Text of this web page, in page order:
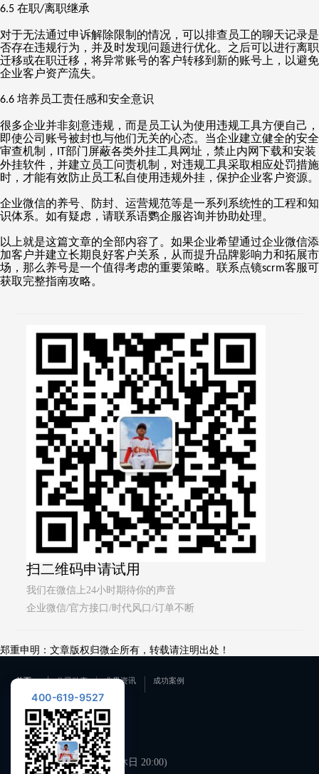
6.5 在职/离职继承
对于无法通过申诉解除限制的情况，可以排查员工的聊天记录是
否存在违规行为，并及时发现问题进行优化。之后可以进行离职
迁移或在职迁移，将异常账号的客户转移到新的账号上，以避免
企业客户资产流失。
6.6 培养员工责任感和安全意识
很多企业并非刻意违规，而是员工认为使用违规工具方便自己，
即使公司账号被封也与他们无关的心态。当企业建立健全的安全
审查机制，
IT部门屏蔽各类外挂工具网址，禁止内网下载和安装
外挂软件，并建立员工问责机制，对违规工具采取相应处罚措施
时，才能有效防止员工私自使用违规外挂，保护企业客户资源。
企业微信的养号、防封、运营规范等是一系列系统性的工程和知
识体系。如有疑虑，请联系语鹦企服咨询并协助处理。
以上就是这篇文章的全部内容了。如果企业希望通过企业微信添
加客户并建立长期良好客户关系，从而提升品牌影响力和拓展市
场，那么养号是一个值得考虑的重要策略。联系点镜scrm客服可
获取完整指南攻略。
扫二维码申请试用
我们在微信上24小时期待你的声音
企业微信/官方接口/时代风口/订单不断
郑重申明：文章版权归微企所有，转载请注明出处！
首页 公司动态 业界资讯 成功案例
联系我们
400-619-9527
工作日 09:00-21:00 (双休日 20:00)
400-619-9527